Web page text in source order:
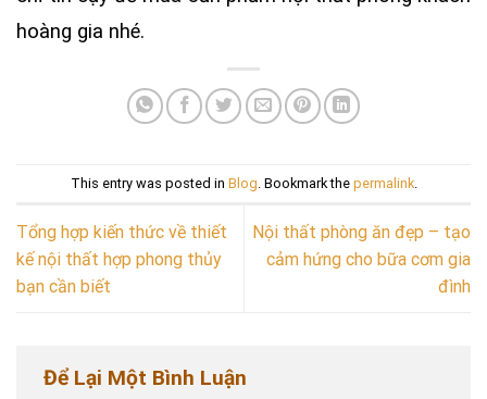
hoàng gia nhé.
This entry was posted in Blog . Bookmark the permalink.
Tổng hợp kiến thức về thiết
kế nội thất hợp phong thủy
bạn cần biết
Nội thất phòng ăn đẹp – tạo
cảm hứng cho bữa cơm gia
đình
Để Lại Một Bình Luận